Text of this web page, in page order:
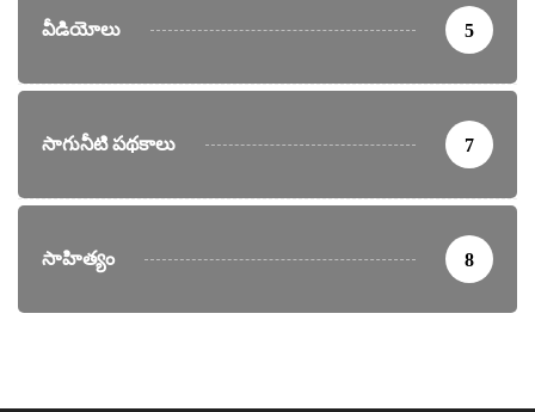
వీడియోలు 5
సాగునీటి పథకాలు 7
సాహిత్యం 8